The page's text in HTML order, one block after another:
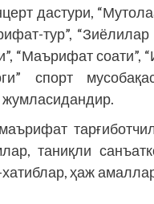
дастури,
тур”,
“Маърифат соати”,
спорт
жумласидандир.
таниқли
ҳаж